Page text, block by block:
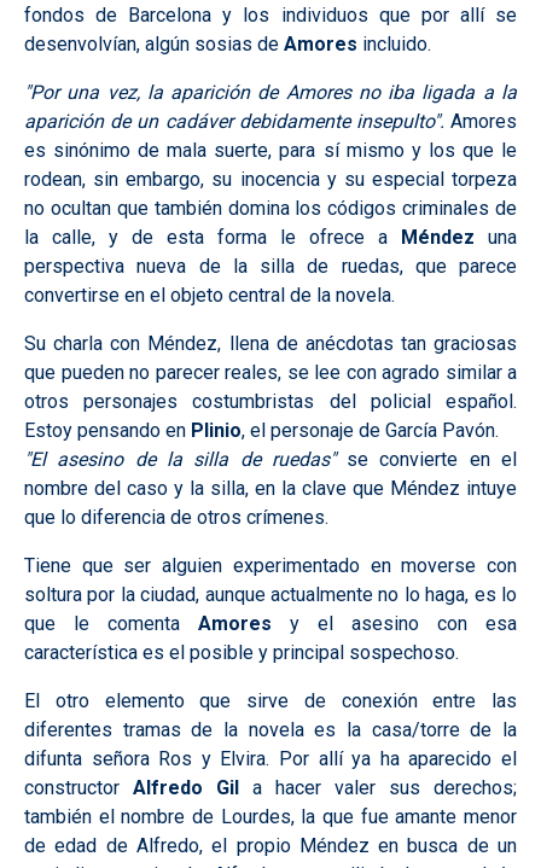
fondos de Barcelona y los individuos que por allí se
desenvolvían, algún sosias de Amores incluido.
"Por una vez, la aparición de Amores no iba ligada a la
aparición de un cadáver debidamente insepulto". Amores
es sinónimo de mala suerte, para sí mismo y los que le
rodean, sin embargo, su inocencia y su especial torpeza
no ocultan que también domina los códigos criminales de
la calle, y de esta forma le ofrece a
Méndez una
perspectiva nueva de la silla de ruedas, que parece
convertirse en el objeto central de la novela.
Su charla con Méndez, llena de anécdotas tan graciosas
que pueden no parecer reales, se lee con agrado similar a
otros personajes costumbristas del policial español.
Estoy pensando en Plinio, el personaje de García Pavón.
"El asesino de la silla de ruedas"se convierte en el
nombre del caso y la silla, en la clave que Méndez intuye
que lo diferencia de otros crímenes.
Tiene que ser alguien experimentado en moverse con
soltura por la ciudad, aunque actualmente no lo haga, es lo
que le comenta Amores y el asesino con esa
característica es el posible y principal sospechoso.
El otro elemento que sirve de conexión entre las
diferentes tramas de la novela es la casa/torre de la
difunta señora Ros y Elvira. Por allí ya ha aparecido el
constructor Alfredo Gil
a hacer valer sus derechos;
también el nombre de Lourdes, la que fue amante menor
de edad de Alfredo, el propio Méndez en busca de un